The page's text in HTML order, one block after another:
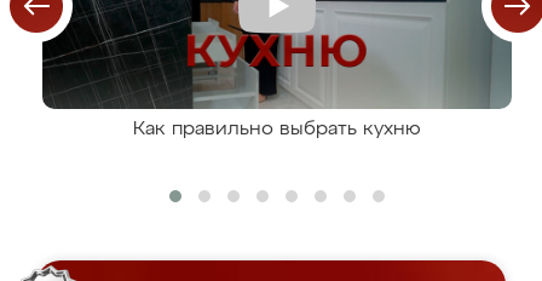
Как правильно выбрать кухню